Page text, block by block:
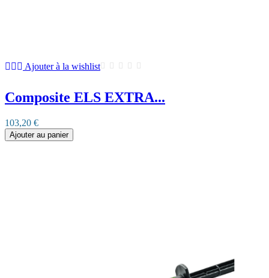
Ajouter à la wishlist
Composite ELS EXTRA...
103,20 €
Ajouter au panier